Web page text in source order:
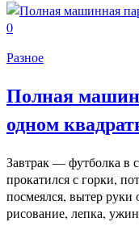
0
Разное
Полная
одном
Завтрак — футболка в
прокатился с горки,
посмеялся, вытер
рисование, лепка,